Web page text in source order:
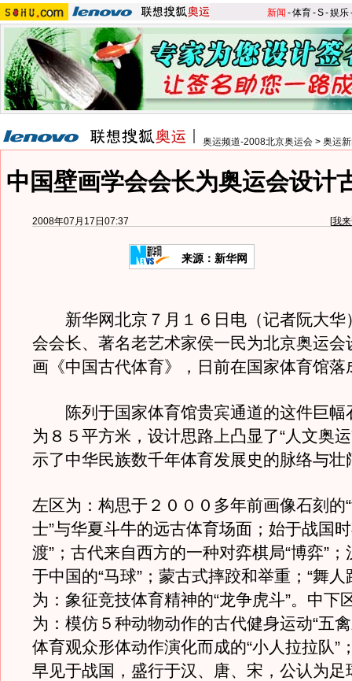
新闻 -体育-S-娱乐
奥运频道-2008北京奥运会 > 奥运
中国壁画学会会长为奥运会设计
2008年07月17日07:37 [我
来源：新华网
新华网北京７月１６日电（记者阮大华
会会长、著名老艺术家侯一民为北京奥运会
画《中国古代体育》，日前在国家体育馆落
陈列于国家体育馆贵宾通道的这件巨幅
为８５平方米，设计思路上凸显了“人文奥
示了中华民族数千年体育发展史的脉络与壮
左区为：构思于２０００多年前画像石刻的
士”与华夏斗牛的远古体育场面；始于战国
渡”；古代来自西方的一种对弈棋局“博弈”
于中国的“马球”；蒙古式摔跤和举重；“舞人
为：象征竞技体育精神的“龙争虎斗”。中下
为：模仿５种动物动作的古代健身运动“五
体育观众形体动作演化而成的“小人拉拉队”
早见于战国，盛行于汉、唐、宋，公认为足